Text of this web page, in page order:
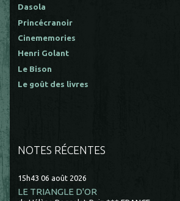
Dasola
Princécranoir
Cinememories
Henri Golant
Le Bison
Le goût des livres
NOTES RÉCENTES
15h43 06 août 2026
LE TRIANGLE D'OR